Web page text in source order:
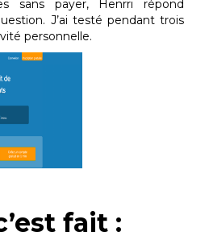
sans payer, Henrri répond
J’ai testé pendant trois
personnelle.
fait :